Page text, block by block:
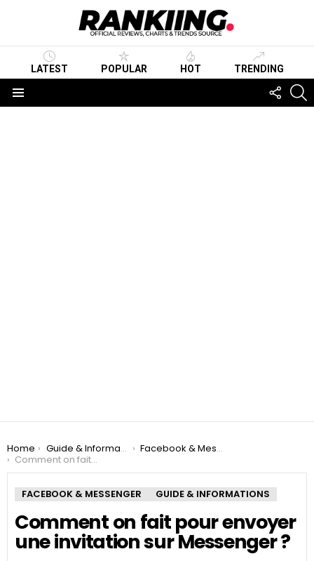
LATEST POPULAR HOT TRENDING
US
You are here:
Home Guide & Informations
Facebook & Messenger
Comment on fait pour envoyer une invitation sur Messenger ?
FACEBOOK & MESSENGER GUIDE & INFORMATIONS
Comment on fait pour envoyer
une invitation sur Messenger ?